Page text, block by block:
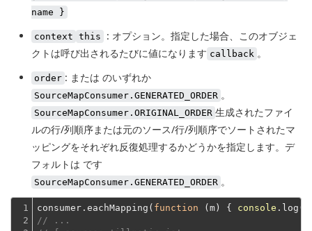
name }
context this
: オプション。指定した場合、このオブジェ
クトは呼び出されるたびに値になります callback 。
order : または のいずれか
SourceMapConsumer.GENERATED_ORDER 。
SourceMapConsumer.ORIGINAL_ORDER 生成されたファイ
ルの行/列順序または元のソース/行/列順序でソートされたマ
ッピングをそれぞれ反復処理するかどうかを指定します。デ
フォルトは です
SourceMapConsumer.GENERATED_ORDER 。
1
2
consumer.eachMapping( function (m) { console
// ...